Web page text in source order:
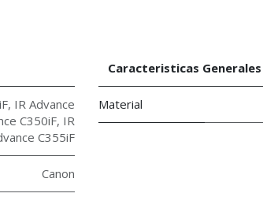
, IR Advance
C350iF, IR
C355iF
Canon
Caracteristicas Generales
Material